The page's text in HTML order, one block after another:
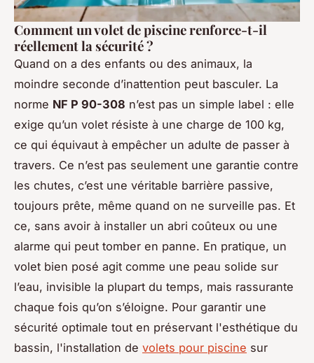
Comment un volet de piscine renforce-t-il
réellement la sécurité ?
Quand on a des enfants ou des animaux, la
moindre seconde d’inattention peut basculer. La
norme NF P 90-308 n’est pas un simple label : elle
exige qu’un volet résiste à une charge de 100 kg,
ce qui équivaut à empêcher un adulte de passer à
travers. Ce n’est pas seulement une garantie contre
les chutes, c’est une véritable barrière passive,
toujours prête, même quand on ne surveille pas. Et
ce, sans avoir à installer un abri coûteux ou une
alarme qui peut tomber en panne. En pratique, un
volet bien posé agit comme une peau solide sur
l’eau, invisible la plupart du temps, mais rassurante
chaque fois qu’on s’éloigne. Pour garantir une
sécurité optimale tout en préservant l'esthétique du
bassin, l'installation de volets pour piscine sur